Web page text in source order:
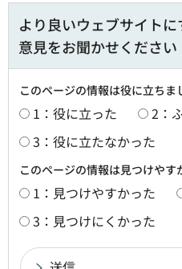
より良いウェブサイト
意見をお聞かせください
このページの情報は役に立ちま
1：役に立った
2：
3：役に立たなかった
このページの情報は見つけやす
1：見つけやすかった
3：見つけにくかった